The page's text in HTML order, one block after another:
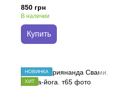
Свами Шивананда Сарасвати
850 грн
В наличии
Купить
НОВИНКА
ХИТ